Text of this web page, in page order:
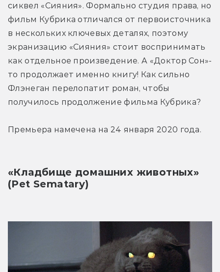
сиквел «Сияния». Формально студия права, но
фильм Кубрика отличался от первоисточника
в нескольких ключевых деталях, поэтому
экранизацию «Сияния» стоит воспринимать
как отдельное произведение. А «Доктор Сон»-
то продолжает именно книгу! Как сильно
Флэнеган перелопатит роман, чтобы
получилось продолжение фильма Кубрика?
Премьера намечена на 24 января 2020 года.
«Кладбище домашних животных»
(Pet Sematary)